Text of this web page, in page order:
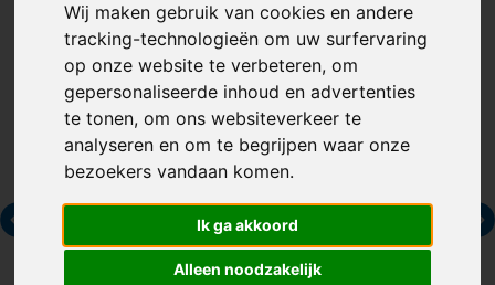
Wij maken gebruik van cookies en andere
tracking-technologieën om uw surfervaring
op onze website te verbeteren, om
gepersonaliseerde inhoud en advertenties
te tonen, om ons websiteverkeer te
analyseren en om te begrijpen waar onze
bezoekers vandaan komen.
Ik ga akkoord
Alleen noodzakelijk